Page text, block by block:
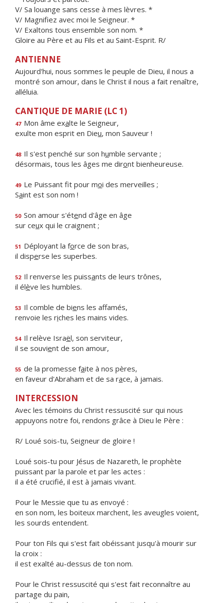
V/ Sa louange sans cesse à mes lèvres. *
V/ Magnifiez avec moi le Seigneur. *
V/ Exaltons tous ensemble son nom. *
Gloire au Père et au Fils et au Saint-Esprit. R/
ANTIENNE
Aujourd'hui, nous sommes le peuple de Dieu, il nous a
montré son amour, dans le Christ il nous a fait renaître,
alléluia.
CANTIQUE DE MARIE (LC 1)
47 Mon âme exalte le Seigneur,
exulte mon esprit en Dieu, mon Sauveur !
48 Il s'est penché sur son humble servante ;
désormais, tous les âges me diront bienheureuse.
49 Le Puissant fit pour moi des merveilles ;
Saint est son nom !
50 Son amour s'étend d'âge en âge
sur ceux qui le craignent ;
51 Déployant la force de son bras,
il disperse les superbes.
52 Il renverse les puissants de leurs trônes,
il élève les humbles.
53 Il comble de biens les affamés,
renvoie les riches les mains vides.
54 Il relève Israël, son serviteur,
il se souvient de son amour,
55 de la promesse faite à nos pères,
en faveur d'Abraham et de sa race, à jamais.
INTERCESSION
Avec les témoins du Christ ressuscité sur qui nous
appuyons notre foi, rendons grâce à Dieu le Père :
R/ Loué sois-tu, Seigneur de gloire !
Loué sois-tu pour Jésus de Nazareth, le prophète
puissant par la parole et par les actes :
il a été crucifié, il est à jamais vivant.
Pour le Messie que tu as envoyé :
en son nom, les boiteux marchent, les aveugles voient,
les sourds entendent.
Pour ton Fils qui s'est fait obéissant jusqu'à mourir sur
la croix :
il est exalté au-dessus de ton nom.
Pour le Christ ressuscité qui s'est fait reconnaître au
partage du pain,